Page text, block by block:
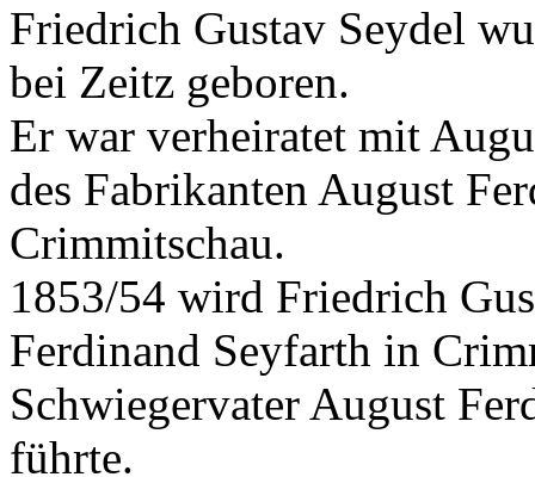
Friedrich Gustav Seydel
bei Zeitz geboren.
Er war verheiratet mit
des Fabrikanten August
Crimmitschau.
1853/54 wird Friedrich
Ferdinand Seyfarth in
Schwiegervater August
führte.